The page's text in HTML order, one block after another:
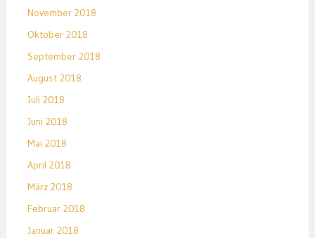
November 2018
Oktober 2018
September 2018
August 2018
Juli 2018
Juni 2018
Mai 2018
April 2018
März 2018
Februar 2018
Januar 2018